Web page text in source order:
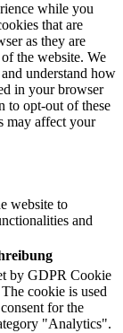
while you
that are
as they are
the website. We
understand how
in your browser
to opt-out of these
may affect your
website to
and
by GDPR Cookie
cookie is used
for the
"Analytics".